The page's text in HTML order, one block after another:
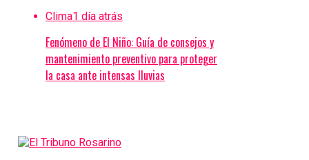
Clima1 día atrás
Fenómeno de El Niño: Guía de consejos y
mantenimiento preventivo para proteger
la casa ante intensas lluvias